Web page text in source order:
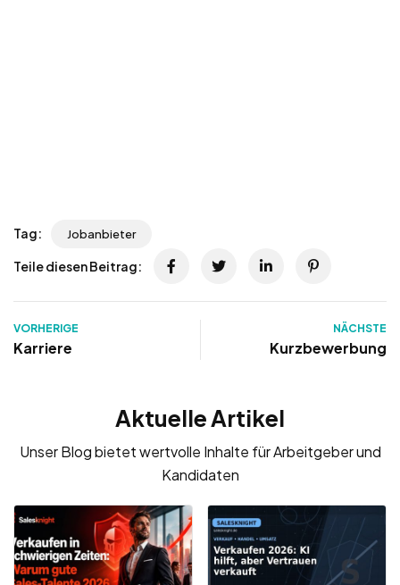
Tag: Jobanbieter
Teile diesen Beitrag:
VORHERIGE
Karriere
NÄCHSTE
Kurzbewerbung
Aktuelle Artikel
Unser Blog bietet wertvolle Inhalte für Arbeitgeber und
Kandidaten